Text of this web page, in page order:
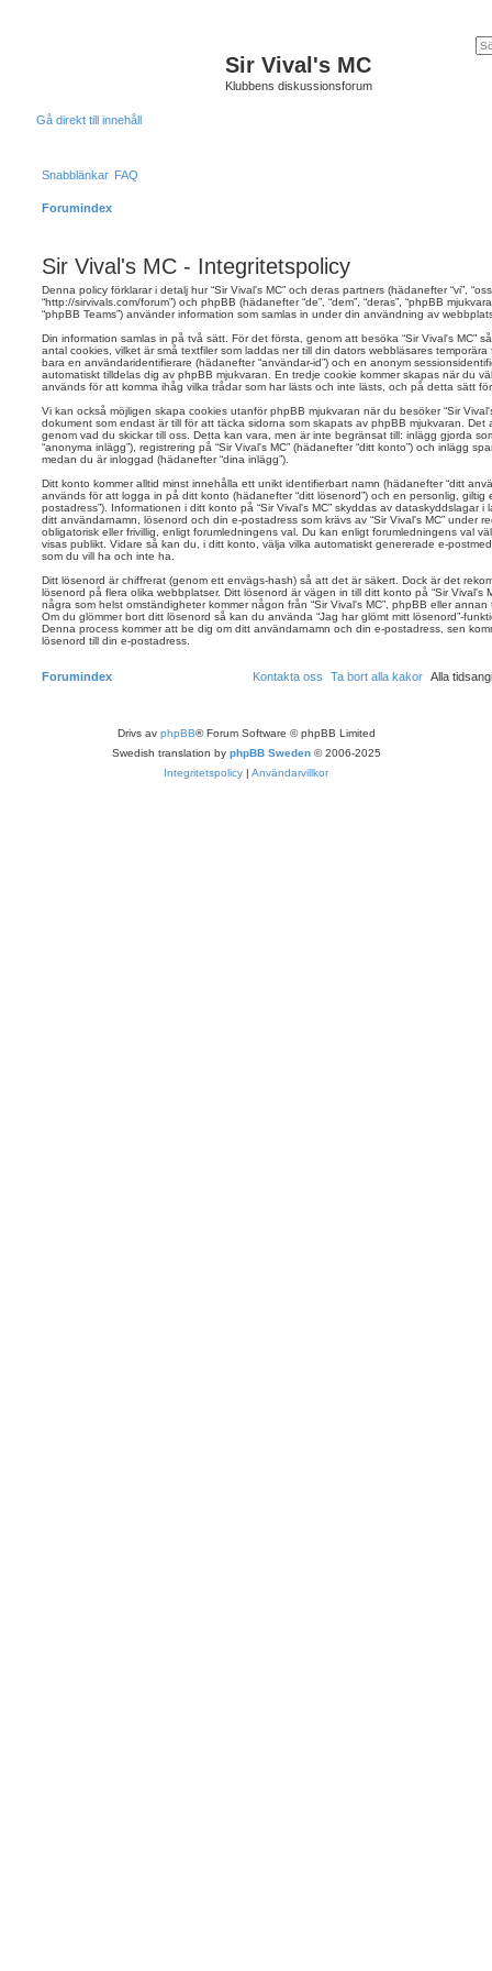
Sir Vival's MC
Klubbens diskussionsforum
Gå direkt till innehåll
Snabblänkar FAQ
Forumindex
Sir Vival's MC - Integritetspolicy
Denna policy förklarar i detalj hur “Sir Vival's MC” och deras partners (hädanefter “vi”,
“http://sirvivals.com/forum”) och phpBB (hädanefter “de”, “dem”, “deras”, “phpBB
“phpBB Teams”) använder information som samlas in under din användning av
Din information samlas in på två sätt. För det första, genom att besöka “Sir Vival's MC”
antal cookies, vilket är små textfiler som laddas ner till din dators webbläsares
bara en användaridentifierare (hädanefter “användar-id”) och en anonym
automatiskt tilldelas dig av phpBB mjukvaran. En tredje cookie kommer skapas när du
används för att komma ihåg vilka trådar som har lästs och inte lästs, och på detta sätt
Vi kan också möjligen skapa cookies utanför phpBB mjukvaran när du besöker “Sir
dokument som endast är till för att täcka sidorna som skapats av phpBB mjukvaran. Det
genom vad du skickar till oss. Detta kan vara, men är inte begränsat till: inlägg gjorda
“anonyma inlägg”), registrering på “Sir Vival's MC” (hädanefter “ditt konto”) och inlägg
medan du är inloggad (hädanefter “dina inlägg”).
Ditt konto kommer alltid minst innehålla ett unikt identifierbart namn (hädanefter “ditt
används för att logga in på ditt konto (hädanefter “ditt lösenord”) och en personlig, giltig
postadress”). Informationen i ditt konto på “Sir Vival's MC” skyddas av dataskyddslagar
ditt användarnamn, lösenord och din e-postadress som krävs av “Sir Vival's MC” under
obligatorisk eller frivillig, enligt forumledningens val. Du kan enligt forumledningens val
visas publikt. Vidare så kan du, i ditt konto, välja vilka automatiskt genererade e-
som du vill ha och inte ha.
Ditt lösenord är chiffrerat (genom ett envägs-hash) så att det är säkert. Dock är det
lösenord på flera olika webbplatser. Ditt lösenord är vägen in till ditt konto på “Sir Vival's
några som helst omständigheter kommer någon från “Sir Vival's MC”, phpBB eller
Om du glömmer bort ditt lösenord så kan du använda “Jag har glömt mitt lösenord”-
Denna process kommer att be dig om ditt användarnamn och din e-postadress, sen
lösenord till din e-postadress.
Forumindex Alla
Ta bort alla kakor
Kontakta oss
Drivs av phpBB® Forum Software © phpBB Limited
Swedish translation by phpBB Sweden© 2006-2025
Integritetspolicy | Användarvillkor